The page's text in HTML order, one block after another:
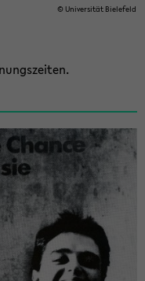
© Uni­ver­si­tät Bie­le­feld